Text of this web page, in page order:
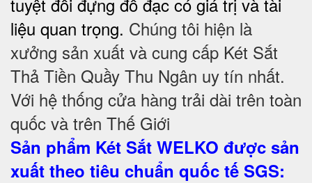
liệu quan trọng. Chúng tôi hiện là
xưởng sản xuất và cung cấp Két Sắt
Thả Tiền Quầy Thu Ngân uy tín nhất.
Với hệ thống cửa hàng trải dài trên toàn
quốc và trên Thế Giới
Sản phẩm Két Sắt WELKO được sản
xuất theo tiêu chuẩn quốc tế SGS: